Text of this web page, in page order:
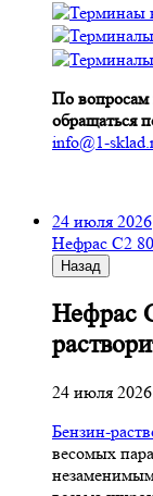
По
обращаться
info@1-
24 июля 2026
Нефрас С2
Назад
Нефрас
24 июля 2026
Бензин-
весомых